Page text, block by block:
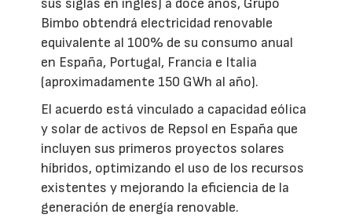
sus siglas en inglés) a doce años, Grupo
Bimbo obtendrá electricidad renovable
equivalente al 100% de su consumo anual
en España, Portugal, Francia e Italia
(aproximadamente 150 GWh al año).
El acuerdo está vinculado a capacidad eólica
y solar de activos de Repsol en España que
incluyen sus primeros proyectos solares
híbridos, optimizando el uso de los recursos
existentes y mejorando la eficiencia de la
generación de energía renovable.